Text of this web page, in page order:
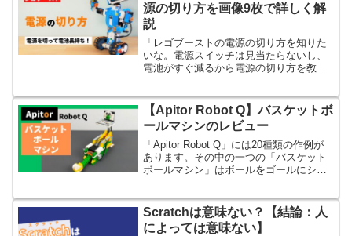
源の切り方を画像9枚で詳しく解
説
「レゴブーストの電源の切り方を知りた
いな。電源スイッチは見当たらないし、
電池がすぐ減るから電源の切り方を教え
【Apitor Robot Q】バスケットボ
ールマシンのレビュー
「Apitor Robot Q」には20種類の作例が
あります。その中の一つの「バスケット
ボールマシン」はボールをゴールにシュ
Scratchは意味ない？【結論：人
によっては意味ない】